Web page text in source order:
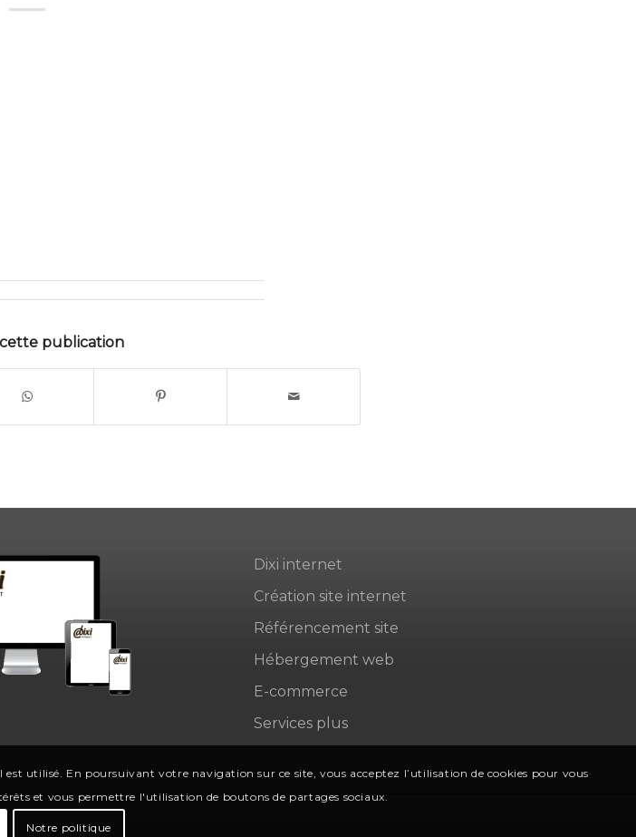
publication
Dixi internet
Création site internet
Référencement site
Hébergement web
E-commerce
Services plus
utilisé. En poursuivant votre navigation sur ce site, vous acceptez l’utilisation de cookies pour vous
et vous permettre l'utilisation de boutons de partages sociaux.
Notre politique